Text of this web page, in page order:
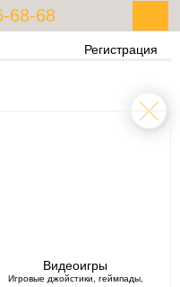
68-68
Регистрация
Видеоигры
Игровые джойстики, геймпады,